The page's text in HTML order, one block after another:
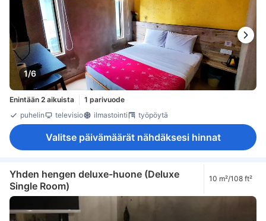
1/6
Enintään 2 aikuista
1 parivuode
puhelin
televisio ilmastointi työpöytä
Valitse päivämäärät nähdäksesi hinnat
Yhden hengen deluxe-huone (Deluxe
Single Room)
10 m²/108 ft²